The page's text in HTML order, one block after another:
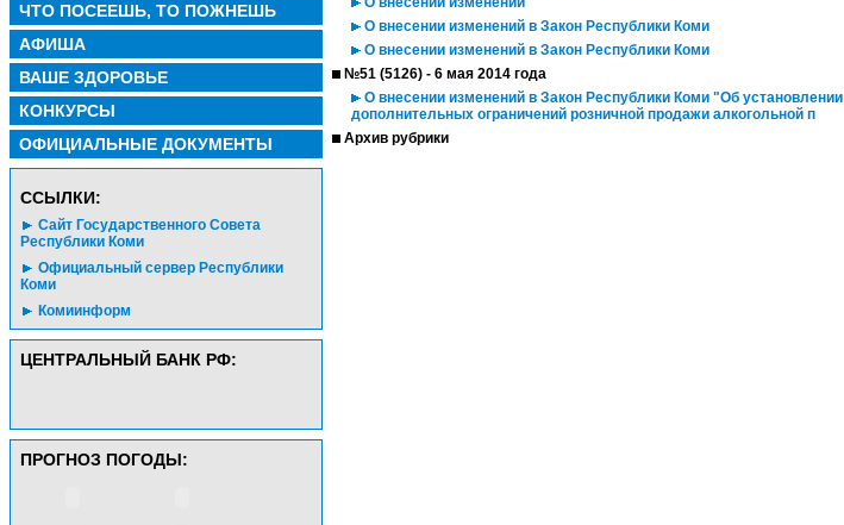
ЧТО ПОСЕЕШЬ, ТО ПОЖНЕШЬ
АФИША
ВАШЕ ЗДОРОВЬЕ
КОНКУРСЫ
ОФИЦИАЛЬНЫЕ ДОКУМЕНТЫ
CСЫЛКИ:
Сайт Государственного Совета
Республики Коми
Официальный сервер Республики
Коми
Комиинформ
ЦЕНТРАЛЬНЫЙ БАНК РФ:
ПРОГНОЗ ПОГОДЫ:
О внесении изменений в Закон Республики Коми
О внесении изменений в Закон Республики Коми
№51 (5126) - 6 мая 2014 года
О внесении изменений в Закон Республики Коми "Об установлении
дополнительных ограничений розничной продажи алкогольной п
Архив рубрики